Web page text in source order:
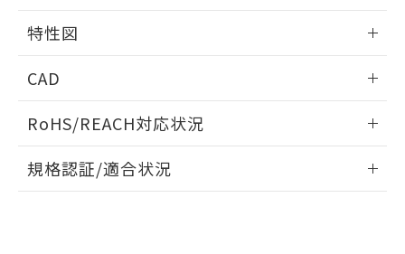
相互干渉
A: 30mm以上、B: 20mm以上
周囲金属の影響
特性図
検出物体の大きさと材質による影響
CAD
ドすることができます。
ログイン/会員登録
RoHS/REACH対応状況
EU RoHS 注意事項・凡例
規格認証/適合状況
欄に対応日を記載しておりました。
既に当社にて対応品への在庫切替を完了
していることから、特段のことがない限
す。